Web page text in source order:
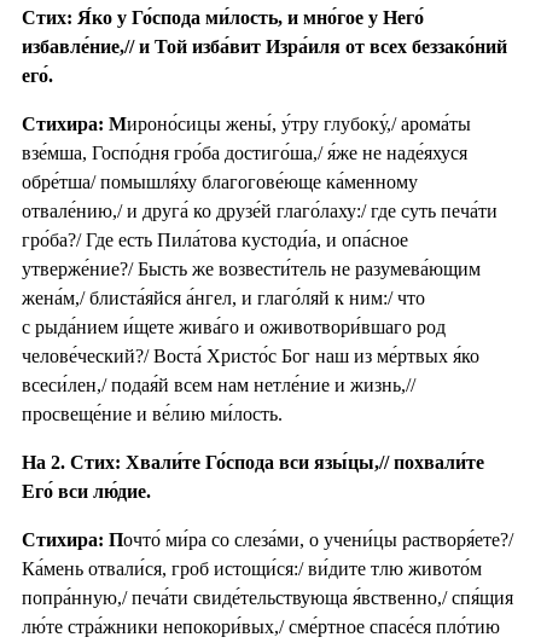
Стих: Я́ко у Го́спода ми́лость, и мно́гое у Него́
избавле́ние,// и Той изба́вит Изра́иля от всех беззако́ний
его́.
Стихира: Мироно́сицы жены́, у́тру глубоку́,/ арома́ты
взе́мша, Госпо́дня гро́ба достиго́ша,/ я́же не наде́яхуся
обре́тша/ помышля́ху благогове́юще ка́менному
отвале́нию,/ и друга́ ко друзе́й глаго́лаху:/ где суть печа́ти
гро́ба?/ Где есть Пила́това кустоди́а, и опа́сное
утверже́ние?/ Бысть же возвести́тель не разумева́ющим
жена́м,/ блиста́яйся а́нгел, и глаго́ляй к ним:/ что
с рыда́нием и́щете жива́го и оживотвори́вшаго род
челове́ческий?/ Воста́ Христо́с Бог наш из ме́ртвых я́ко
всеси́лен,/ подая́й всем нам нетле́ние и жизнь,//
просвеще́ние и ве́лию ми́лость.
На 2. Стих: Хвали́те Го́спода вси язы́цы,// похвали́те
Его́ вси лю́дие.
Стихира: Почто́ ми́ра со слеза́ми, о учени́цы растворя́ете?/
Ка́мень отвали́ся, гроб истощи́ся:/ ви́дите тлю живото́м
попра́нную,/ печа́ти свиде́тельствующа я́вственно,/ спя́щия
лю́те стра́жники непокори́вых,/ сме́ртное спасе́ся пло́тию